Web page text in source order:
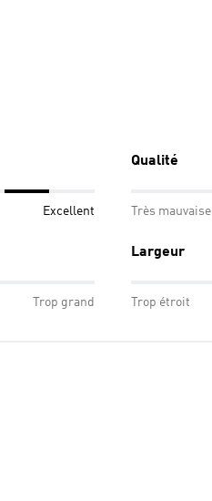
Excellent
Qualité
Très mauvaise
Trop grand
Largeur
Trop étroit